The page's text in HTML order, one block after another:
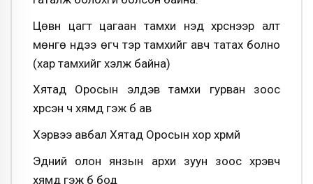
Цөвүүн цагт цагаан тамхи үнэд хүрснээр алт
мөнгө нүдээ өгч тэр тамхийг авч татах болно
(хар тамхийг хэлж байна)
Хятад Оросын элдэв тамхи гурван зоос
хүрсэн ч хямд гэж бүү ав
Хэрвээ авбал Хятад Оросын хор хүрмүй
Эдний олон янзын архи зуун зоос хүрэвч
хямд гэж бүү бод